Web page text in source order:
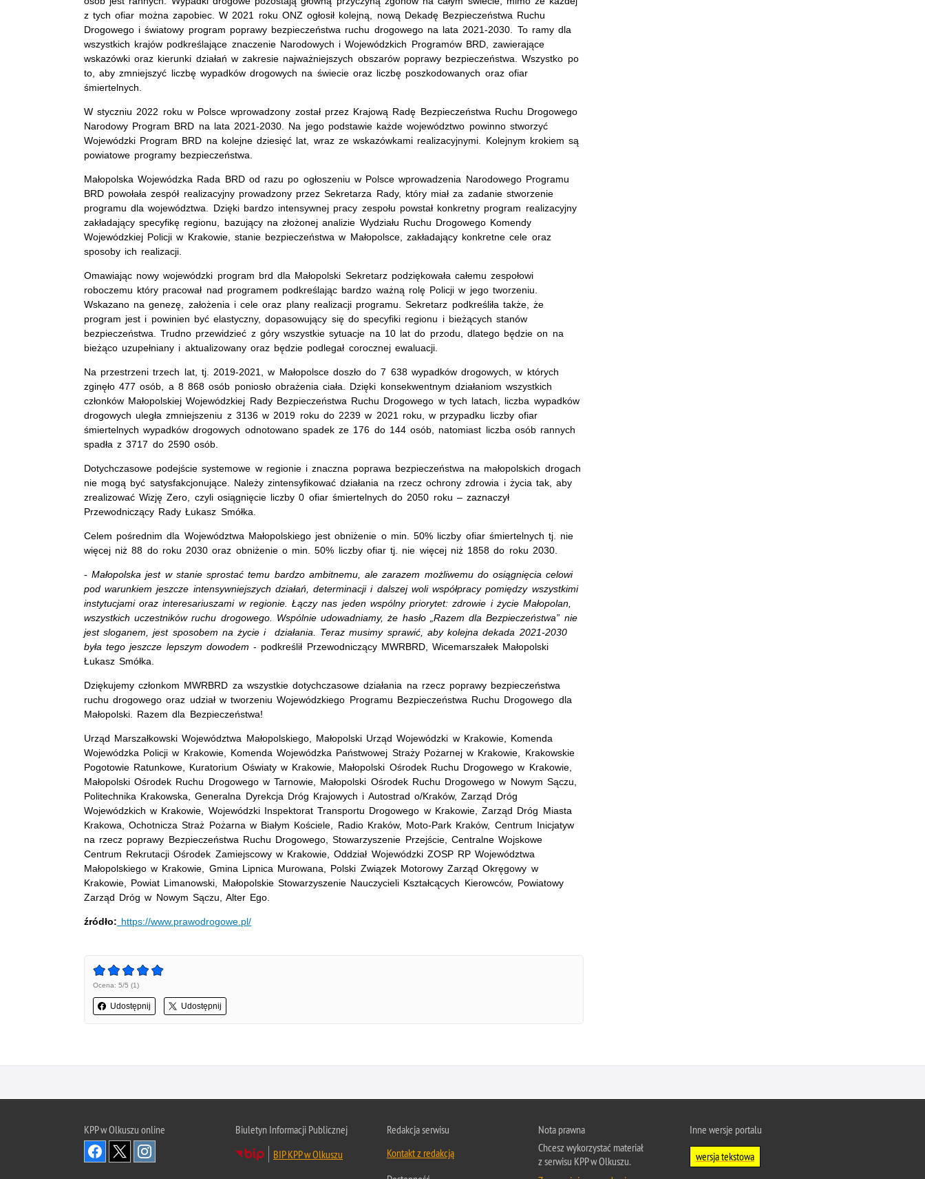
z tych ofiar można zapobiec. W 2021 roku ONZ ogłosił kolejną, nową Dekadę Bezpieczeństwa Ruchu
Drogowego i światowy program poprawy bezpieczeństwa ruchu drogowego na lata 2021-2030. To ramy dla
wszystkich krajów podkreślające znaczenie Narodowych i Wojewódzkich Programów BRD, zawierające
wskazówki oraz kierunki działań w zakresie najważniejszych obszarów poprawy bezpieczeństwa. Wszystko po
to, aby zmniejszyć liczbę wypadków drogowych na świecie oraz liczbę poszkodowanych oraz ofiar
śmiertelnych.
W styczniu 2022 roku w Polsce wprowadzony został przez Krajową Radę Bezpieczeństwa Ruchu Drogowego
Narodowy Program BRD na lata 2021-2030. Na jego podstawie każde województwo powinno stworzyć
Wojewódzki Program BRD na kolejne dziesięć lat, wraz ze wskazówkami realizacyjnymi. Kolejnym krokiem są
powiatowe programy bezpieczeństwa.
Małopolska Wojewódzka Rada BRD od razu po ogłoszeniu w Polsce wprowadzenia Narodowego Programu
BRD powołała zespół realizacyjny prowadzony przez Sekretarza Rady, który miał za zadanie stworzenie
programu dla województwa. Dzięki bardzo intensywnej pracy zespołu powstał konkretny program realizacyjny
zakładający specyfikę regionu, bazujący na złożonej analizie Wydziału Ruchu Drogowego Komendy
Wojewódzkiej Policji w Krakowie, stanie bezpieczeństwa w Małopolsce, zakładający konkretne cele oraz
sposoby ich realizacji.
Omawiając nowy wojewódzki program brd dla Małopolski Sekretarz podziękowała całemu zespołowi
roboczemu który pracował nad programem podkreślając bardzo ważną rolę Policji w jego tworzeniu.
Wskazano na genezę, założenia i cele oraz plany realizacji programu. Sekretarz podkreśliła także, że
program jest i powinien być elastyczny, dopasowujący się do specyfiki regionu i bieżących stanów
bezpieczeństwa. Trudno przewidzieć z góry wszystkie sytuacje na 10 lat do przodu, dlatego będzie on na
bieżąco uzupełniany i aktualizowany oraz będzie podlegał corocznej ewaluacji.
Na przestrzeni trzech lat, tj. 2019-2021, w Małopolsce doszło do 7 638 wypadków drogowych, w których
zginęło 477 osób, a 8 868 osób poniosło obrażenia ciała. Dzięki konsekwentnym działaniom wszystkich
członków Małopolskiej Wojewódzkiej Rady Bezpieczeństwa Ruchu Drogowego w tych latach, liczba wypadków
drogowych uległa zmniejszeniu z 3136 w 2019 roku do 2239 w 2021 roku, w przypadku liczby ofiar
śmiertelnych wypadków drogowych odnotowano spadek ze 176 do 144 osób, natomiast liczba osób rannych
spadła z 3717 do 2590 osób.
Dotychczasowe podejście systemowe w regionie i znaczna poprawa bezpieczeństwa na małopolskich drogach
nie mogą być satysfakcjonujące. Należy zintensyfikować działania na rzecz ochrony zdrowia i życia tak, aby
zrealizować Wizję Zero, czyli osiągnięcie liczby 0 ofiar śmiertelnych do 2050 roku – zaznaczył
Przewodniczący Rady Łukasz Smółka.
Celem pośrednim dla Województwa Małopolskiego jest obniżenie o min. 50% liczby ofiar śmiertelnych tj. nie
więcej niż 88 do roku 2030 oraz obniżenie o min. 50% liczby ofiar tj. nie więcej niż 1858 do roku 2030.
-Małopolska jest w stanie sprostać temu bardzo ambitnemu, ale zarazem możliwemu do osiągnięcia celowi
pod warunkiem jeszcze intensywniejszych działań, determinacji i dalszej woli współpracy pomiędzy wszystkimi
instytucjami oraz interesariuszami w regionie. Łączy nas jeden wspólny priorytet: zdrowie i życie Małopolan,
wszystkich uczestników ruchu drogowego. Wspólnie udowadniamy, że hasło „Razem dla Bezpieczeństwa” nie
jest sloganem, jest sposobem na życie i działania. Teraz musimy sprawić, aby kolejna dekada 2021-2030
była tego jeszcze lepszym dowodem - podkreślił Przewodniczący MWRBRD, Wicemarszałek Małopolski
Łukasz Smółka.
Dziękujemy członkom MWRBRD za wszystkie dotychczasowe działania na rzecz poprawy bezpieczeństwa
ruchu drogowego oraz udział w tworzeniu Wojewódzkiego Programu Bezpieczeństwa Ruchu Drogowego dla
Małopolski. Razem dla Bezpieczeństwa!
Urząd Marszałkowski Województwa Małopolskiego, Małopolski Urząd Wojewódzki w Krakowie, Komenda
Wojewódzka Policji w Krakowie, Komenda Wojewódzka Państwowej Straży Pożarnej w Krakowie, Krakowskie
Pogotowie Ratunkowe, Kuratorium Oświaty w Krakowie, Małopolski Ośrodek Ruchu Drogowego w Krakowie,
Małopolski Ośrodek Ruchu Drogowego w Tarnowie, Małopolski Ośrodek Ruchu Drogowego w Nowym Sączu,
Politechnika Krakowska, Generalna Dyrekcja Dróg Krajowych i Autostrad o/Kraków, Zarząd Dróg
Wojewódzkich w Krakowie, Wojewódzki Inspektorat Transportu Drogowego w Krakowie, Zarząd Dróg Miasta
Krakowa, Ochotnicza Straż Pożarna w Białym Kościele, Radio Kraków, Moto-Park Kraków, Centrum Inicjatyw
na rzecz poprawy Bezpieczeństwa Ruchu Drogowego, Stowarzyszenie Przejście, Centralne Wojskowe
Centrum Rekrutacji Ośrodek Zamiejscowy w Krakowie, Oddział Wojewódzki ZOSP RP Województwa
Małopolskiego w Krakowie, Gmina Lipnica Murowana, Polski Związek Motorowy Zarząd Okręgowy w
Krakowie, Powiat Limanowski, Małopolskie Stowarzyszenie Nauczycieli Kształcących Kierowców, Powiatowy
Zarząd Dróg w Nowym Sączu, Alter Ego.
źródło: https://www.prawodrogowe.pl/
Ocena: 5/5 (1)
Udostępnij Udostępnij
KPP w Olkuszu online
Biuletyn Informacji Publicznej
BIP KPP w Olkuszu
Redakcja serwisu
Kontakt z redakcją
Nota prawna
Chcesz wykorzystać materiał
z serwisu KPP w Olkuszu.
Inne wersje portalu
wersja tekstowa